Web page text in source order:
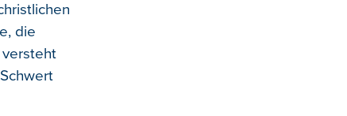
die